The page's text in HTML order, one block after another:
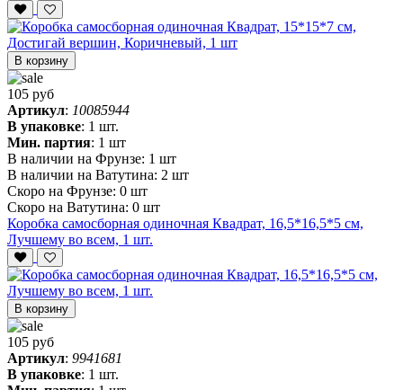
В корзину
105 руб
Артикул: 10085944
В упаковке: 1 шт.
Мин. партия: 1 шт
В наличии на Фрунзе: 1 шт
В наличии на Ватутина: 2 шт
Скоро на Фрунзе: 0 шт
Скоро на Ватутина: 0 шт
Коробка самосборная одиночная Квадрат, 16,5*16,5*5 см,
Лучшему во всем, 1 шт.
В корзину
105 руб
Артикул: 9941681
В упаковке: 1 шт.